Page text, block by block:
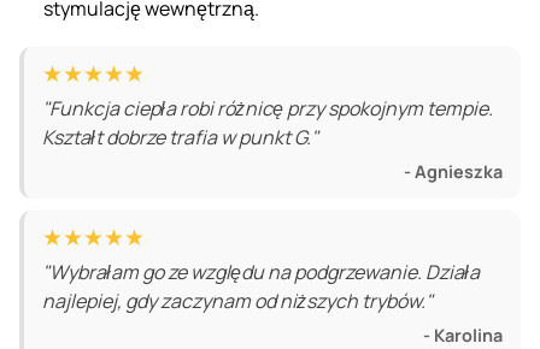
stymulację wewnętrzną.
★★★★★
"Funkcja ciepła robi różnicę przy spokojnym tempie.
Kształt dobrze trafia w punkt G."
- Agnieszka
★★★★★
"Wybrałam go ze względu na podgrzewanie. Działa
najlepiej, gdy zaczynam od niższych trybów."
- Karolina